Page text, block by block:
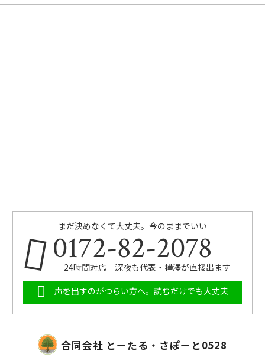
まだ決めなくて大丈夫。今のままでいい
0172-82-2078
24時間対応｜深夜も代表・樺澤が直接出ます
声を出すのがつらい方へ。読むだけでも大丈夫
合同会社 とーたる・さぽーと0528